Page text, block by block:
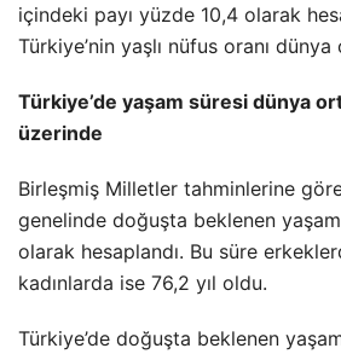
içindeki payı yüzde 10,4 olarak
Türkiye’nin yaşlı nüfus oranı dünya
Türkiye’de yaşam süresi dünya
üzerinde
Birleşmiş Milletler tahminlerine
genelinde doğuşta beklenen
olarak hesaplandı. Bu süre
kadınlarda ise 76,2 yıl oldu.
Türkiye’de doğuşta beklenen